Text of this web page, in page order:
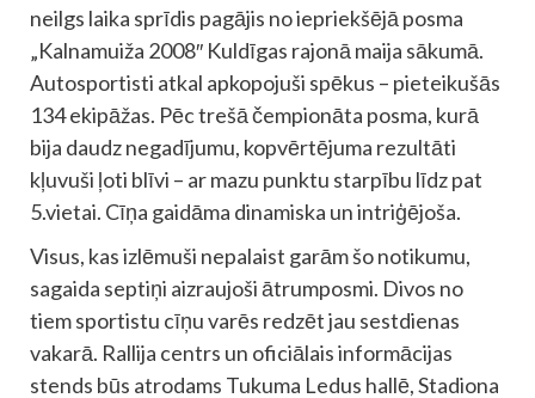
neilgs laika sprīdis pagājis no iepriekšējā posma
„Kalnamuiža 2008″ Kuldīgas rajonā maija sākumā.
Autosportisti atkal apkopojuši spēkus – pieteikušās
134 ekipāžas. Pēc trešā čempionāta posma, kurā
bija daudz negadījumu, kopvērtējuma rezultāti
kļuvuši ļoti blīvi – ar mazu punktu starpību līdz pat
5.vietai. Cīņa gaidāma dinamiska un intriģējoša.
Visus, kas izlēmuši nepalaist garām šo notikumu,
sagaida septiņi aizraujoši ātrumposmi. Divos no
tiem sportistu cīņu varēs redzēt jau sestdienas
vakarā. Rallija centrs un oficiālais informācijas
stends būs atrodams Tukuma Ledus hallē, Stadiona